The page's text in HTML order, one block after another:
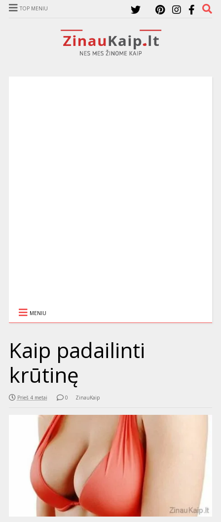
TOP MENIU
MENIU
Kaip padailinti
krūtinę
Prieš 4 metai 0 ZinauKaip